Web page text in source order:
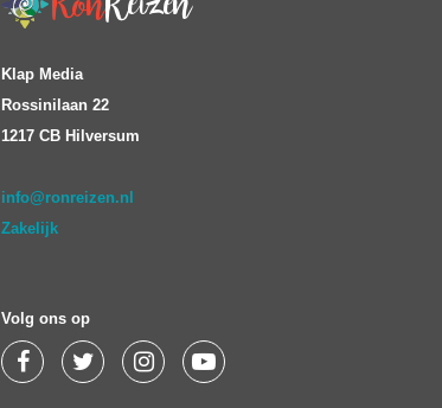
Klap Media
Rossinilaan 22
1217 CB Hilversum
info@ronreizen.nl
Zakelijk
Volg ons op